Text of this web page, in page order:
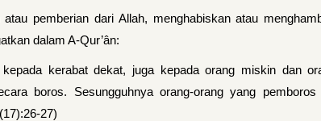
pemberian dari Allah, menghabiskan atau
dalam A-Qur’ân:
kerabat dekat, juga kepada orang miskin dan
boros. Sesungguhnya orang-orang yang
27)